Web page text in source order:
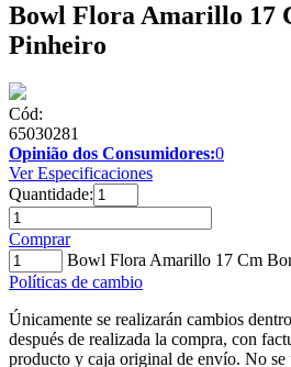
Bowl Flora Amarillo 17
Pinheiro
Cód:
65030281
Opinião dos Consumidores:0
Ver Especificaciones
Quantidade:
Comprar
Bowl Flora Amarillo 17 Cm
Políticas de cambio
Únicamente se realizarán cambios
después de realizada la compra, con
producto y caja original de envío. No